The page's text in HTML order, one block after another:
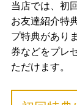
当店では、初
お友達紹介特
プ特典があり
券などをプレ
ただけます。